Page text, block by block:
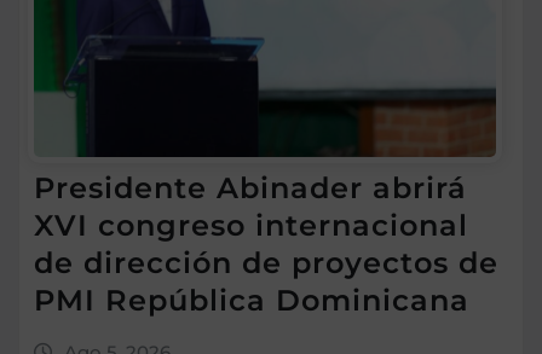
Presidente Abinader abrirá
XVI congreso internacional
de dirección de proyectos de
PMI República Dominicana